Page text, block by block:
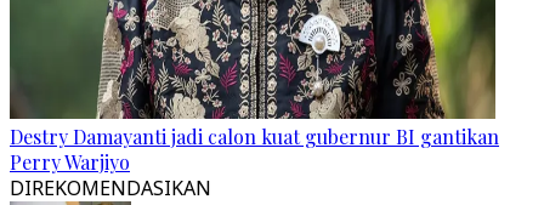
Destry Damayanti jadi calon kuat gubernur BI gantikan
Perry Warjiyo
DIREKOMENDASIKAN